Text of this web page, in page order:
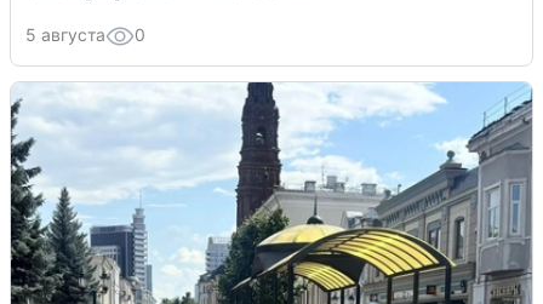
5 августа 0